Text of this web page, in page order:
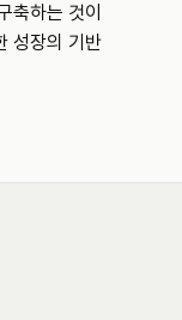
축하는 것이
성장의 기반